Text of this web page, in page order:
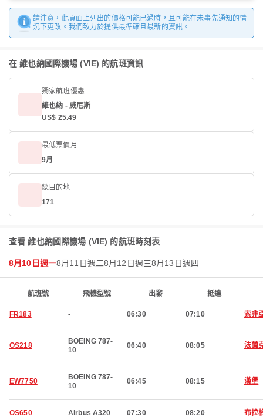
請注意，此頁面上列出的價格可能已過時，且可能在未事先通知的情
況下更改。我們致力於提供最準確且最新的資訊。
在 維也納國際機場 (VIE) 的航班資訊
獨家航班優惠
維也納 - 威尼斯
US$ 25.49
最低票價月
9月
總目的地
171
查看 維也納國際機場 (VIE) 的航班時刻表
8月10日週一8月11日週二8月12日週三8月13日週四
航班號 飛機型號 出發 抵達
FR183 - 06:30 07:10 索非
OS218
BOEING 787-
10
06:40 08:05 法蘭
EW7750
BOEING 787-
10
06:45 08:15 漢堡
OS650 Airbus A320 07:30 08:20 布拉